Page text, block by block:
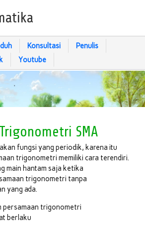
Konsultasi
Penulis
Youtube
SMA
fungsi yang periodik, karena itu
trigonometri memiliki cara terendiri.
main hantam saja ketika
trigonometri tanpa
yang ada.
persamaan trigonometri
berlaku